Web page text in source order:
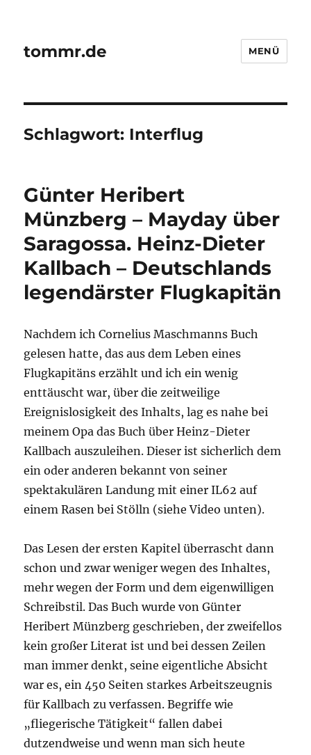
tommr.de MENÜ
Schlagwort: Interflug
Günter Heribert
Münzberg – Mayday über
Saragossa. Heinz-Dieter
Kallbach – Deutschlands
legendärster Flugkapitän
Nachdem ich Cornelius Maschmanns Buch
gelesen hatte, das aus dem Leben eines
Flugkapitäns erzählt und ich ein wenig
enttäuscht war, über die zeitweilige
Ereignislosigkeit des Inhalts, lag es nahe bei
meinem Opa das Buch über Heinz-Dieter
Kallbach auszuleihen. Dieser ist sicherlich dem
ein oder anderen bekannt von seiner
spektakulären Landung mit einer IL62 auf
einem Rasen bei Stölln (siehe Video unten).
Das Lesen der ersten Kapitel überrascht dann
schon und zwar weniger wegen des Inhaltes,
mehr wegen der Form und dem eigenwilligen
Schreibstil. Das Buch wurde von Günter
Heribert Münzberg geschrieben, der zweifellos
kein großer Literat ist und bei dessen Zeilen
man immer denkt, seine eigentliche Absicht
war es, ein 450 Seiten starkes Arbeitszeugnis
für Kallbach zu verfassen. Begriffe wie
„fliegerische Tätigkeit“ fallen dabei
dutzendweise und wenn man sich heute